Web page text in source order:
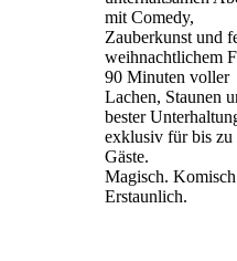
mit Comedy,
Zauberkunst und
weihnachtlichem
90 Minuten voller
Lachen, Staunen
bester
exklusiv für bis zu
Gäste.
Magisch.
Erstaunlich.